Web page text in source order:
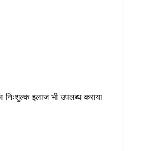
इलाज भी उपलब्ध कराया